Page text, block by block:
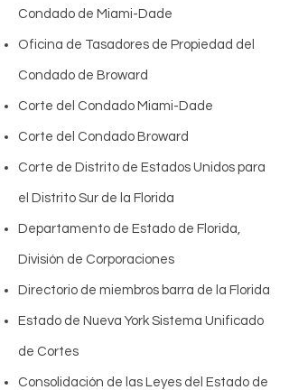
Condado de Miami-Dade
Oficina de Tasadores de Propiedad del
Condado de Broward
Corte del Condado Miami-Dade
Corte del Condado Broward
Corte de Distrito de Estados Unidos para
el Distrito Sur de la Florida
Departamento de Estado de Florida,
División de Corporaciones
Directorio de miembros barra de la Florida
Estado de Nueva York Sistema Unificado
de Cortes
Consolidación de las Leyes del Estado de